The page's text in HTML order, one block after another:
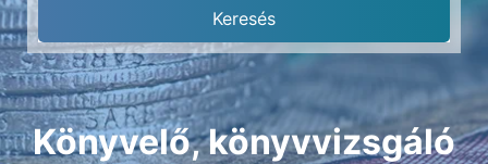
Könyvelő, könyvvizsgáló